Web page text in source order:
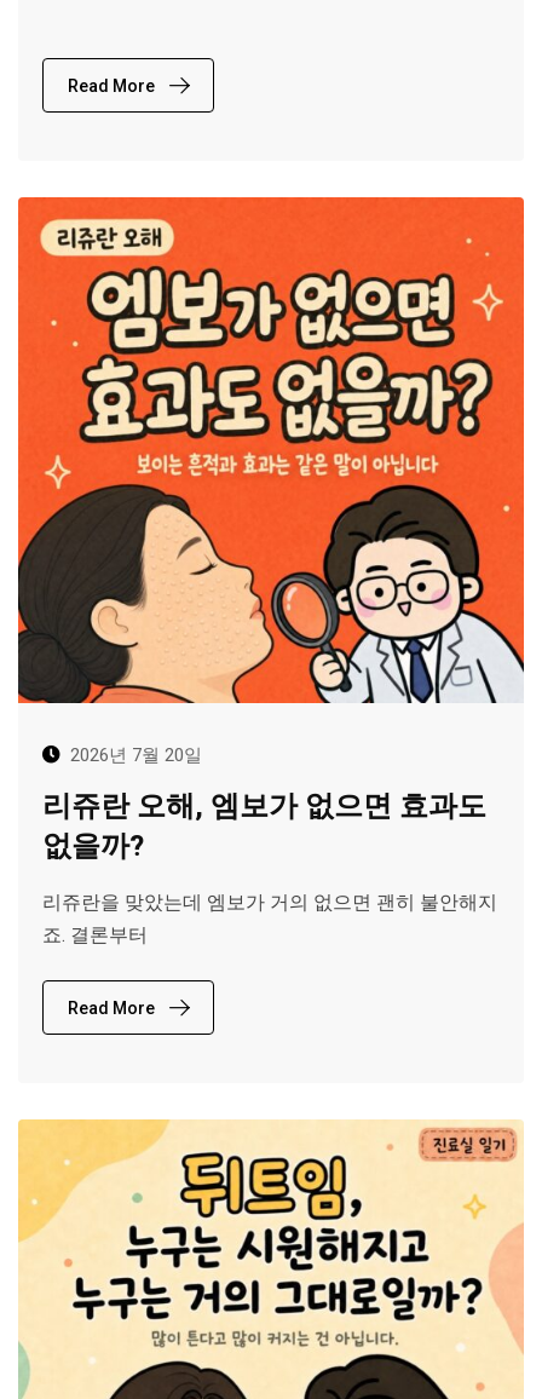
Read More
2026년 7월 20일
리쥬란 오해, 엠보가 없으면 효과도
없을까?
리쥬란을 맞았는데 엠보가 거의 없으면 괜히 불안해지
죠. 결론부터
Read More